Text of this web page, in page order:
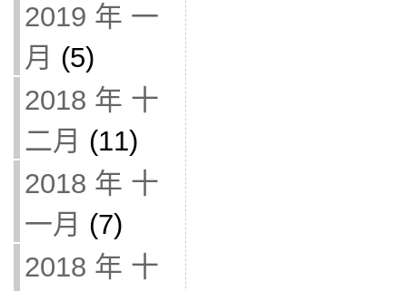
2019 年 一
月 (5)
2018 年 十
二月 (11)
2018 年 十
一月 (7)
2018 年 十